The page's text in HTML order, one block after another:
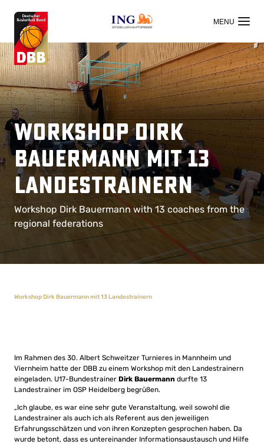
OFFIZIELLER HAUPTSPONSOR
Workshop Dirk
Bauermann mit 13
Landestrainern
Workshop Dirk Bauermann with 13 coaches from the
regional federations
Workshop Dirk Bauermann mit 13 Landestrainern
Im Rahmen des 30. Albert Schweitzer Turnieres in Mannheim und
Viernheim hatte der DBB zu einem Workshop mit den Landestrainern
eingeladen. U17-Bundestrainer Dirk Bauermann durfte 13
Landestrainer im OSP Heidelberg begrüßen.
„Ich glaube, es war eine sehr gute Veranstaltung, weil sowohl die
Landestrainer als auch ich als Referent aus den jeweiligen
Erfahrungsschätzen und von ihren Konzepten gesprochen haben. Da
wurde betont, dass es untereinander Informationsaustausch und Hilfe